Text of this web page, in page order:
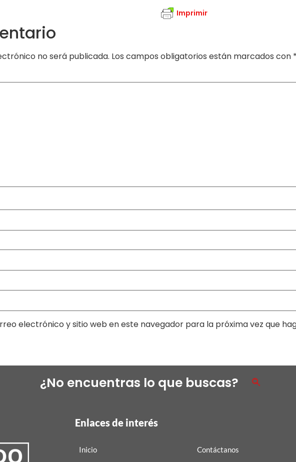
Imprimir
no será publicada. Los campos obligatorios están marcados con
electrónico y sitio web en este navegador para la próxima vez que
¿No encuentras lo que buscas?
Enlaces de interés
Inicio Contáctanos